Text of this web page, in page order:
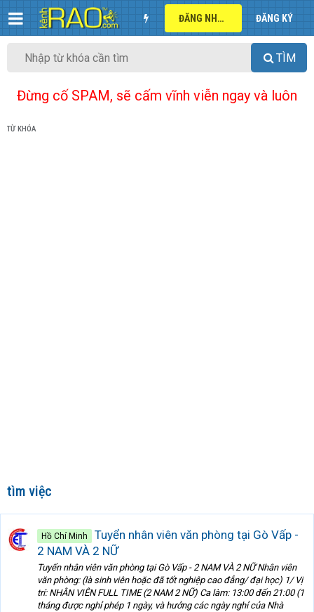
ĐĂNG NHẬP ĐĂNG KÝ
TÌM
Đừng cố SPAM, sẽ cấm vĩnh viễn ngay và luôn
TỪ KHÓA
tìm việc
Hồ Chí Minh
Tuyển nhân viên văn phòng tại Gò Vấp -
2 NAM VÀ 2 NỮ
Tuyển nhân viên văn phòng tại Gò Vấp - 2 NAM VÀ 2 NỮ Nhân viên
văn phòng: (là sinh viên hoặc đã tốt nghiệp cao đẳng/ đại học) 1/ Vị
trí: NHÂN VIÊN FULL TIME (2 NAM 2 NỮ) Ca làm: 13:00 đến 21:00 (1
tháng được nghỉ phép 1 ngày, và hưởng các ngày nghỉ của Nhà